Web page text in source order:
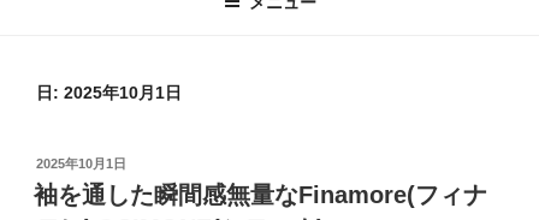
日: 2025年10月1日
投
稿
日:
2025年10月1日
袖を通した瞬間感無量なFinamore(フィナ